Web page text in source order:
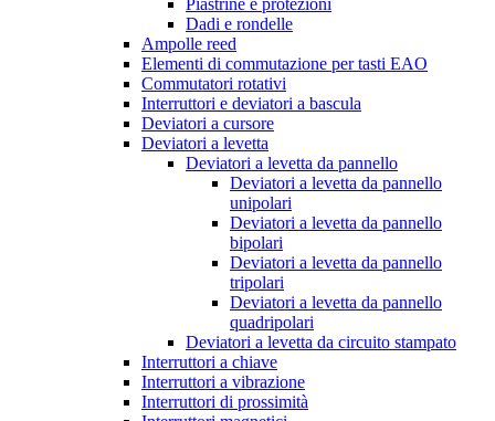
Dadi e rondelle
Ampolle reed
Elementi di commutazione per tasti EAO
Commutatori rotativi
Interruttori e deviatori a bascula
Deviatori a cursore
Deviatori a levetta
Deviatori a levetta da pannello
Deviatori a levetta da pannello
unipolari
Deviatori a levetta da pannello
bipolari
Deviatori a levetta da pannello
tripolari
Deviatori a levetta da pannello
quadripolari
Deviatori a levetta da circuito stampato
Interruttori a chiave
Interruttori a vibrazione
Interruttori di prossimità